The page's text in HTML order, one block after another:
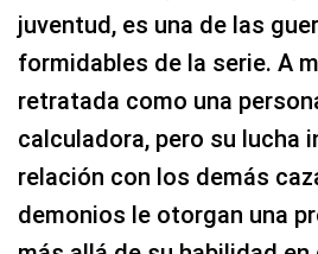
juventud, es una de las
formidables de la serie. A
retratada como una
calculadora, pero su lucha
relación con los demás
demonios le otorgan una